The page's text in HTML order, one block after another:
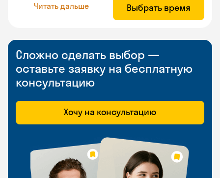
Читать дальше Выбрать время
Сложно сделать выбор —
оставьте заявку на бесплатную
консультацию
Хочу на консультацию